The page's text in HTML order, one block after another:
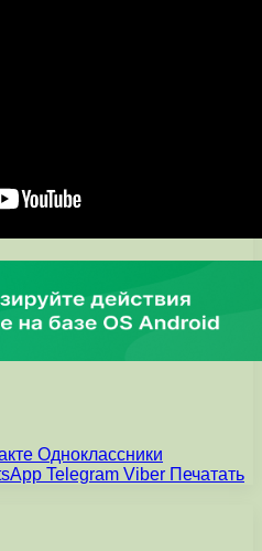
Одноклассники
Telegram Viber Печатать